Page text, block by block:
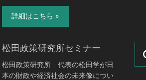
詳細はこちら »
松田政策研究所セミナー
松田政策研究所 代表の松田学が日
本の財政や経済社会の未来像につい